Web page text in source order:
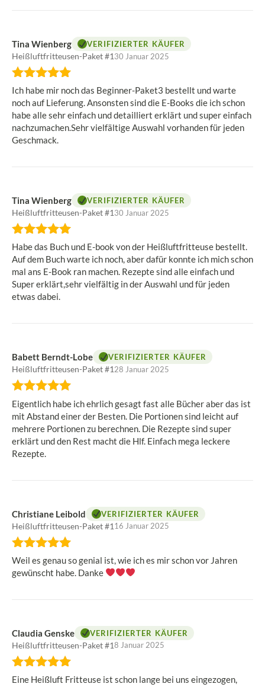
Tina Wienberg VERIFIZIERTER KÄUFER
Heißluftfritteusen-Paket #130 Januar 2025
Bewertung:
5
von
5
Sternen
Ich habe mir noch das Beginner-Paket3 bestellt und warte
noch auf Lieferung. Ansonsten sind die E-Books die ich schon
habe alle sehr einfach und detailliert erklärt und super einfach
nachzumachen.Sehr vielfältige Auswahl vorhanden für jeden
Geschmack.
Tina Wienberg VERIFIZIERTER KÄUFER
Heißluftfritteusen-Paket #130 Januar 2025
Bewertung:
5
von
5
Sternen
Habe das Buch und E-book von der Heißluftfritteuse bestellt.
Auf dem Buch warte ich noch, aber dafür konnte ich mich schon
mal ans E-Book ran machen. Rezepte sind alle einfach und
Super erklärt,sehr vielfältig in der Auswahl und für jeden
etwas dabei.
Babett Berndt-Lobe VERIFIZIERTER KÄUFER
Heißluftfritteusen-Paket #128 Januar 2025
Bewertung:
5
von
5
Sternen
Eigentlich habe ich ehrlich gesagt fast alle Bücher aber das ist
mit Abstand einer der Besten. Die Portionen sind leicht auf
mehrere Portionen zu berechnen. Die Rezepte sind super
erklärt und den Rest macht die Hlf. Einfach mega leckere
Rezepte.
Christiane Leibold VERIFIZIERTER KÄUFER
Heißluftfritteusen-Paket #116 Januar 2025
Bewertung:
5
von
5
Weil es genau so genial ist, wie ich es mir schon vor Jahren
gewünscht habe. Danke
Claudia Genske VERIFIZIERTER KÄUFER
Heißluftfritteusen-Paket #18 Januar 2025
Bewertung:
5
von
Eine Heißluft Fritteuse ist schon lange bei uns eingezogen,